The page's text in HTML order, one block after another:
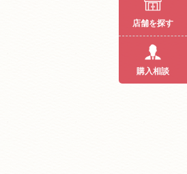
店舗を探す
購入相談